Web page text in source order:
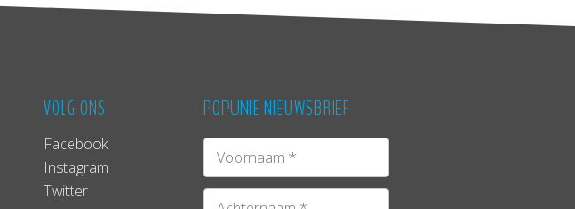
VOLG ONS
Facebook
Instagram
Twitter
POPUNIE NIEUWSBRIEF